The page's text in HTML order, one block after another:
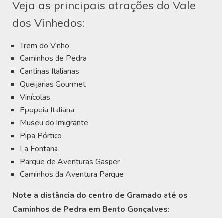
Veja as principais atrações do Vale
dos Vinhedos:
Trem do Vinho
Caminhos de Pedra
Cantinas Italianas
Queijarias Gourmet
Vinícolas
Epopeia Italiana
Museu do Imigrante
Pipa Pórtico
La Fontana
Parque de Aventuras Gasper
Caminhos da Aventura Parque
Note a distância do centro de Gramado até os
Caminhos de Pedra em Bento Gonçalves: